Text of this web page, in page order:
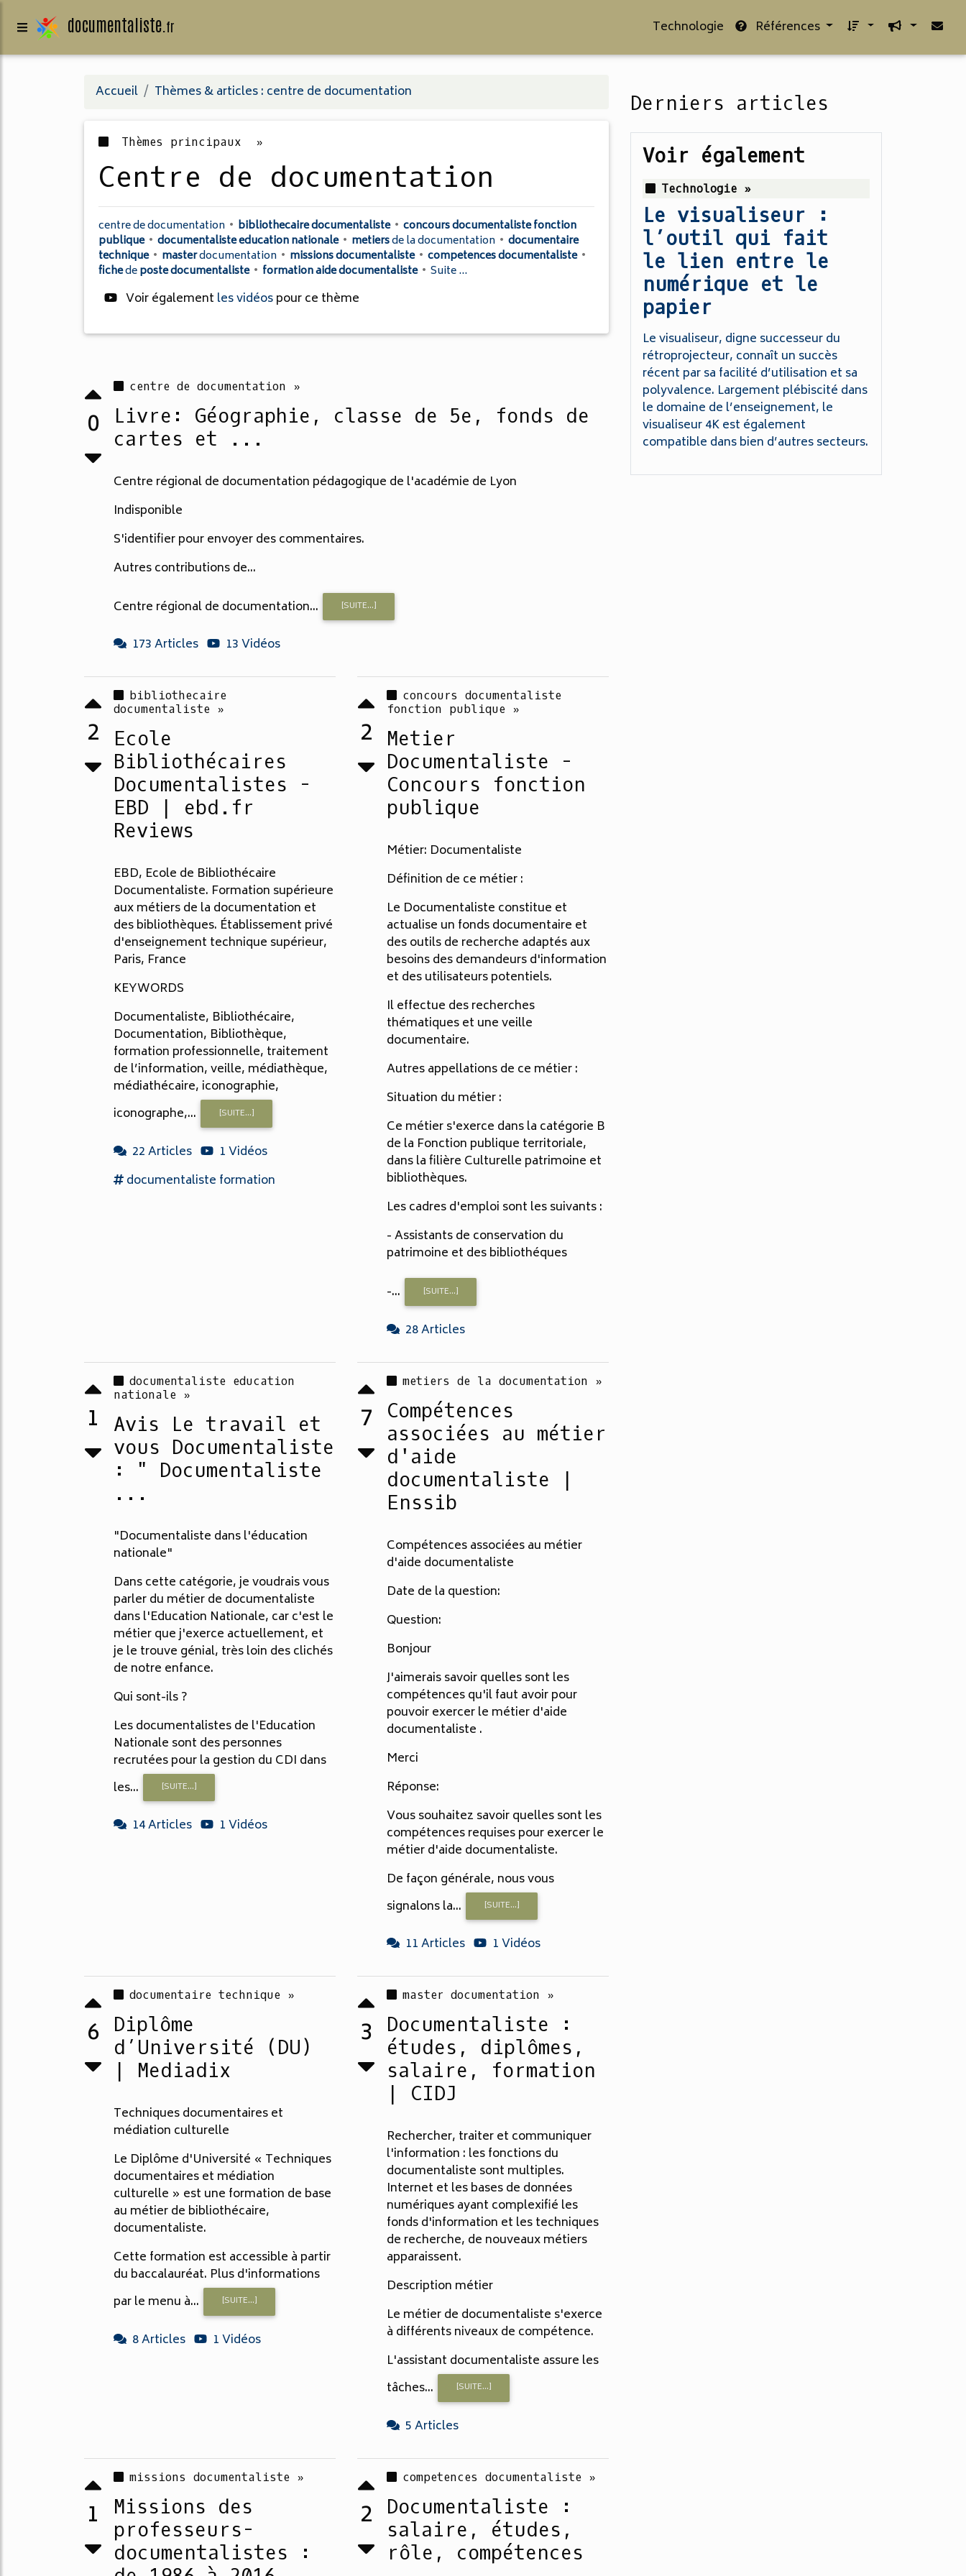
documentaliste. fr Technologie Références
Accueil Thèmes & articles : centre de documentation
Thèmes principaux »
centre de documentation
centrededocumentation • bibliothecaire documentaliste • concours documentaliste fonction
publique • documentaliste education nationale • metiersde ladocumentation • documentaire
technique • masterdocumentation • missions documentaliste • competences documentaliste •
fichedeposte documentaliste • formation aide documentaliste • Suite ...
Voir également les vidéospour ce thème
0
centre de documentation »
Livre: Géographie, classe de 5e, fonds de
cartes et ...
Centre régional de documentation pédagogique de l'académie de Lyon
Indisponible
S'identifier pour envoyer des commentaires.
Autres contributions de...
Centre régional de documentation...
[SUITE...]
173 Articles 13 Vidéos
2
bibliothecaire
documentaliste »
Ecole
Bibliothécaires
Documentalistes -
EBD | ebd.fr
Reviews
EBD, Ecole de Bibliothécaire
Documentaliste. Formation supérieure
aux métiers de la documentation et
des bibliothèques. Établissement privé
d'enseignement technique supérieur,
Paris, France
KEYWORDS
Documentaliste, Bibliothécaire,
Documentation, Bibliothèque,
formation professionnelle, traitement
de l’information, veille, médiathèque,
médiathécaire, iconographie,
iconographe,...
[SUITE...]
22 Articles
1 Vidéos
documentaliste formation
2
concours documentaliste
fonction publique »
Metier
Documentaliste -
Concours fonction
publique
Métier: Documentaliste
Définition de ce métier :
Le Documentaliste constitue et
actualise un fonds documentaire et
des outils de recherche adaptés aux
besoins des demandeurs d'information
et des utilisateurs potentiels.
Il effectue des recherches
thématiques et une veille
documentaire.
Autres appellations de ce métier :
Situation du métier :
Ce métier s'exerce dans la catégorie B
de la Fonction publique territoriale,
dans la filière Culturelle patrimoine et
bibliothèques.
Les cadres d'emploi sont les suivants :
- Assistants de conservation du
patrimoine et des bibliothéques
-...
[SUITE...]
28 Articles
1
documentaliste education
nationale »
Avis Le travail et
vous Documentaliste
: " Documentaliste
...
"Documentaliste dans l'éducation
nationale"
Dans cette catégorie, je voudrais vous
parler du métier de documentaliste
dans l'Education Nationale, car c'est le
métier que j'exerce actuellement, et
je le trouve génial, très loin des clichés
de notre enfance.
Qui sont-ils ?
Les documentalistes de l'Education
Nationale sont des personnes
recrutées pour la gestion du CDI dans
les...
[SUITE...]
14 Articles 1 Vidéos
7
metiers de la documentation »
Compétences
associées au métier
d'aide
documentaliste |
Enssib
Compétences associées au métier
d'aide documentaliste
Date de la question:
Question:
Bonjour
J'aimerais savoir quelles sont les
compétences qu'il faut avoir pour
pouvoir exercer le métier d'aide
documentaliste .
Merci
Réponse:
Vous souhaitez savoir quelles sont les
compétences requises pour exercer le
métier d'aide documentaliste.
De façon générale, nous vous
signalons la...
[SUITE...]
11 Articles 1 Vidéos
6
documentaire technique »
Diplôme
d’Université (DU)
| Mediadix
Techniques documentaires et
médiation culturelle
Le Diplôme d'Université « Techniques
documentaires et médiation
culturelle » est une formation de base
au métier de bibliothécaire,
documentaliste.
Cette formation est accessible à partir
du baccalauréat. Plus d'informations
par le menu à...
[SUITE...]
8 Articles 1 Vidéos
3
master documentation »
Documentaliste :
études, diplômes,
salaire, formation
| CIDJ
Rechercher, traiter et communiquer
l'information : les fonctions du
documentaliste sont multiples.
Internet et les bases de données
numériques ayant complexifié les
fonds d'information et les techniques
de recherche, de nouveaux métiers
apparaissent.
Description métier
Le métier de documentaliste s'exerce
à différents niveaux de compétence.
L'assistant documentaliste assure les
tâches...
[SUITE...]
5 Articles
1
missions documentaliste »
Missions des
professeurs-
documentalistes :
2
competences documentaliste »
Documentaliste :
salaire, études,
rôle, compétences
Derniers articles
Voir également
Technologie »
Le visualiseur :
l’outil qui fait
le lien entre le
numérique et le
papier
Le visualiseur, digne successeur du
rétroprojecteur, connaît un succès
récent par sa facilité d’utilisation et sa
polyvalence. Largement plébiscité dans
le domaine de l’enseignement, le
visualiseur 4K est également
compatible dans bien d’autres secteurs.